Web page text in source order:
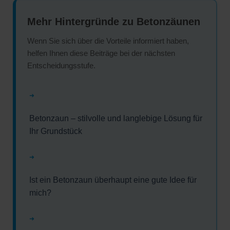
Mehr Hintergründe zu Betonzäunen
Wenn Sie sich über die Vorteile informiert haben,
helfen Ihnen diese Beiträge bei der nächsten
Entscheidungsstufe.
➜
Betonzaun – stilvolle und langlebige Lösung für
Ihr Grundstück
➜
Ist ein Betonzaun überhaupt eine gute Idee für
mich?
➜